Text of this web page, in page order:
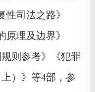
司法之路》
原理及边界》
规则参考》《犯罪
）》等4部，参